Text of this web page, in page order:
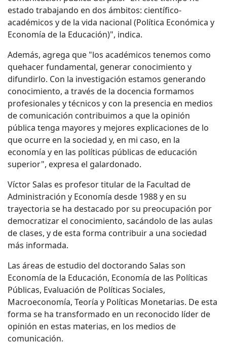
estado trabajando en dos ámbitos: científico-
académicos y de la vida nacional (Política Económica y
Economía de la Educación)", indica.
Además, agrega que "los académicos tenemos como
quehacer fundamental, generar conocimiento y
difundirlo. Con la investigación estamos generando
conocimiento, a través de la docencia formamos
profesionales y técnicos y con la presencia en medios
de comunicación contribuimos a que la opinión
pública tenga mayores y mejores explicaciones de lo
que ocurre en la sociedad y, en mi caso, en la
economía y en las políticas públicas de educación
superior", expresa el galardonado.
Víctor Salas es profesor titular de la Facultad de
Administración y Economía desde 1988 y en su
trayectoria se ha destacado por su preocupación por
democratizar el conocimiento, sacándolo de las aulas
de clases, y de esta forma contribuir a una sociedad
más informada.
Las áreas de estudio del doctorando Salas son
Economía de la Educación, Economía de las Políticas
Públicas, Evaluación de Políticas Sociales,
Macroeconomía, Teoría y Políticas Monetarias. De esta
forma se ha transformado en un reconocido líder de
opinión en estas materias, en los medios de
comunicación.